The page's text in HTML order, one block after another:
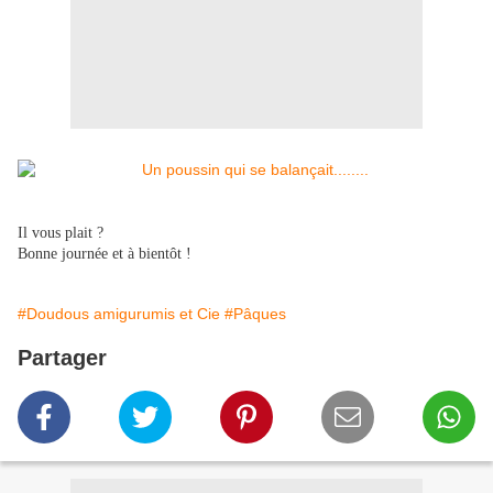
Il vous plait ?
Bonne journée et à bientôt !
#Doudous amigurumis et Cie #Pâques
Partager